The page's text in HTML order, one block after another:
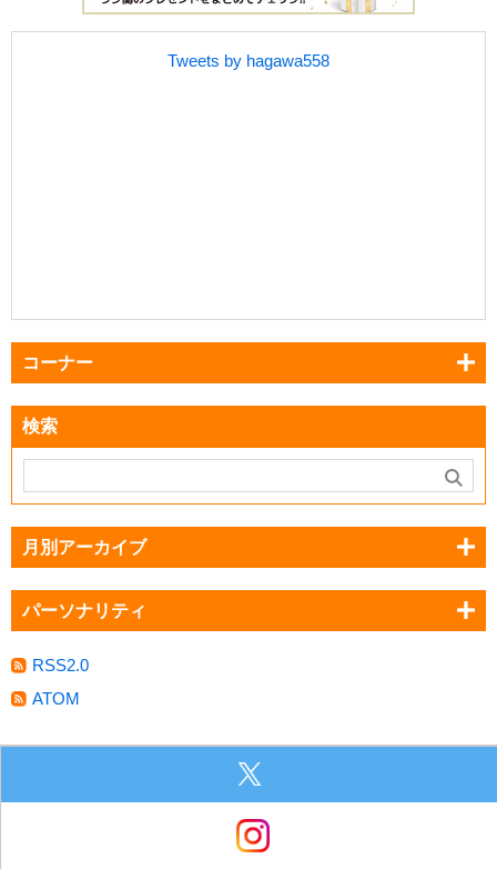
Tweets by hagawa558
コーナー
検索
月別アーカイブ
パーソナリティ
RSS2.0
ATOM